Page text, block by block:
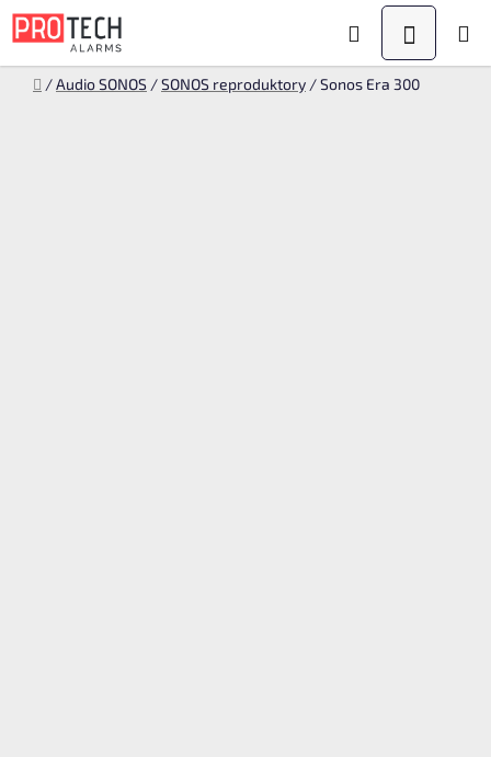
Přejít
na
Hledat
KOŠÍK
Domů
/Audio SONOS /SONOS reproduktory /Sonos Era 300